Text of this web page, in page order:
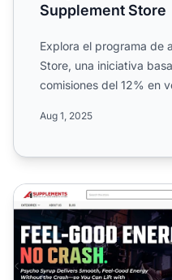
Supplement Store
Explora el programa de
Store, una iniciativa
comisiones del 12% en
Aug 1, 2025
Programa de Afiliados de